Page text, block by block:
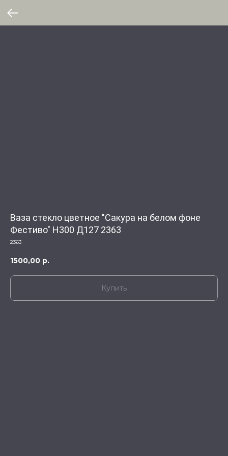
Ваза стекло цветное "Сакура на белом фоне
Фестиво" Н300 Д127 2363
2363
1500,00 р.
Купить